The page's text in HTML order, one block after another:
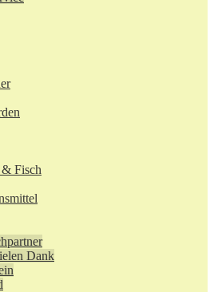
Fisch
Dank